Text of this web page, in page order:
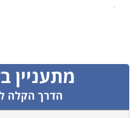
ורלוונטית כבימי עבר.
איתם מהגרים מארצות
ניתן למחוק וליצור מחדש
תכשיט שנראה לבעליו כבלוי
ויצירה מחודשת של עדי חדש
מתעניין
הדרך הקלה